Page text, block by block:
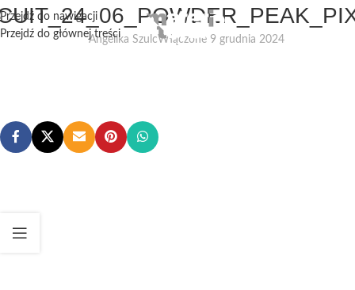
Przejdź do nawigacji
Przejdź do głównej treści
Angelika SzulcWłączone 9 grudnia 2024